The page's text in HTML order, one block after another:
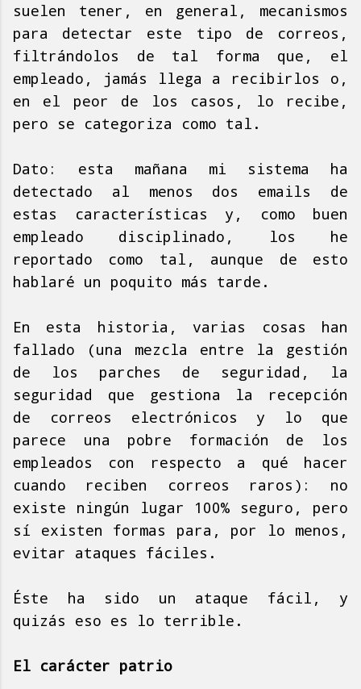
suelen tener, en general, mecanismos
para detectar este tipo de correos,
filtrándolos de tal forma que, el
empleado, jamás llega a recibirlos o,
en el peor de los casos, lo recibe,
pero se categoriza como tal.
Dato: esta mañana mi sistema ha
detectado al menos dos emails de
estas características y, como buen
empleado disciplinado, los he
reportado como tal, aunque de esto
hablaré un poquito más tarde.
En esta historia, varias cosas han
fallado (una mezcla entre la gestión
de los parches de seguridad, la
seguridad que gestiona la recepción
de correos electrónicos y lo que
parece una pobre formación de los
empleados con respecto a qué hacer
cuando reciben correos raros): no
existe ningún lugar 100% seguro, pero
sí existen formas para, por lo menos,
evitar ataques fáciles.
Éste ha sido un ataque fácil, y
quizás eso es lo terrible.
El carácter patrio